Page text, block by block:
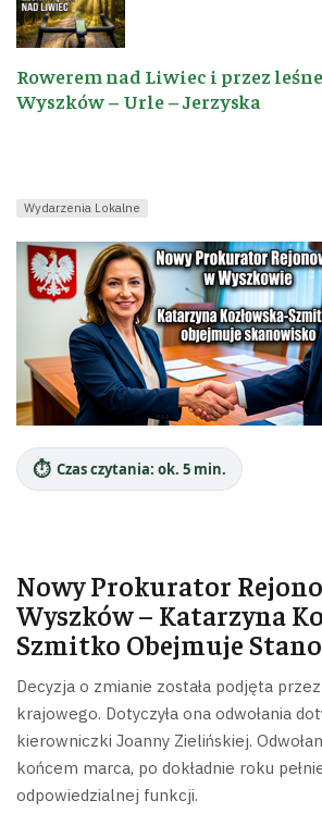
Rowerem nad Liwiec i przez
Wyszków – Urle – Jerzyska
Wydarzenia Lokalne
⏱️ Czas czytania: ok. 5 min.
Nowy Prokurator
Wyszków – Katarzyna
Szmitko Obejmuje
Decyzja o zmianie została podjęta
krajowego. Dotyczyła ona odwołania
kierowniczki Joanny Zielińskiej.
końcem marca, po dokładnie roku
odpowiedzialnej funkcji.